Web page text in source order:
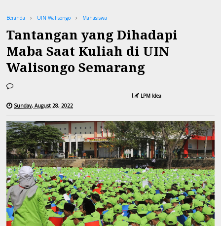
Beranda UIN Walisongo Mahasiswa
Tantangan yang Dihadapi
Maba Saat Kuliah di UIN
Walisongo Semarang
LPM Idea
Sunday, August 28, 2022